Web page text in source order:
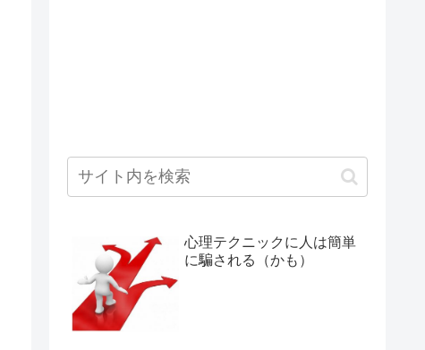
心理テクニックに人は簡単
に騙される（かも）